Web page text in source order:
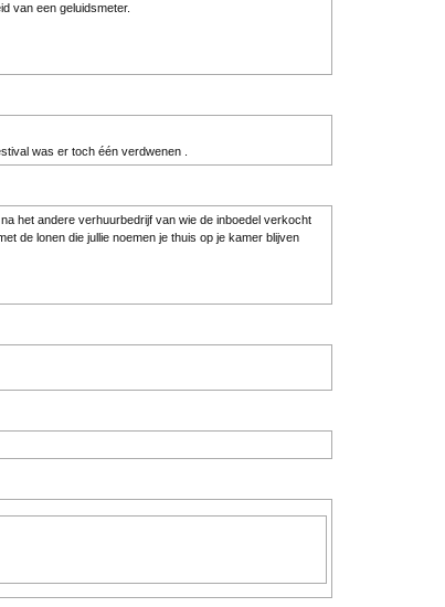
van een geluidsmeter.
was er toch één verdwenen .
het andere verhuurbedrijf van wie de inboedel verkocht
de lonen die jullie noemen je thuis op je kamer blijven